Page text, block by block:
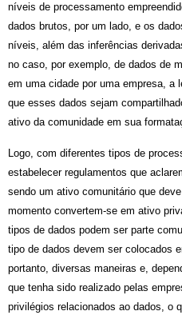
níveis de processamento
dados brutos, por um lado, e os
níveis, além das inferências
no caso, por exemplo, de dados de
em uma cidade por uma empresa, a
que esses dados sejam
ativo da comunidade em sua
Logo, com diferentes tipos de
estabelecer regulamentos que
sendo um ativo comunitário que
momento convertem-se em ativo
tipos de dados podem ser parte
tipo de dados devem ser colocados
portanto, diversas maneiras e,
que tenha sido realizado pelas
privilégios relacionados ao dados, o